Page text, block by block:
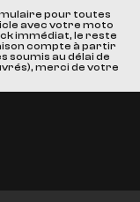
pour toutes
avec votre moto
immédiat, le reste
compte à partir
soumis au délai de
merci de votre